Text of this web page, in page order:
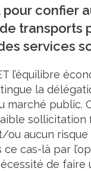
confier
transports
services
l’équilibre
la
marché public.
sollicitation
ou aucun risque
cas-là par
de faire